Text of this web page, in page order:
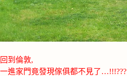
回到倫敦,
一進家門竟發現傢俱都不見了…!!!???